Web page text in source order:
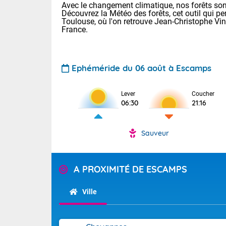
Pour la
Tendance
Avec le changement climatique, nos forêts
Découvrez la Météo des forêts, cet outil qui
Toulouse, où l'on retrouve Jean-Christophe
France.
Ephéméride du 06 août à Escamps
Lever
06:30
Coucher
21:16
Sauveur
A PROXIMITÉ DE ESCAMPS
Ville
Voici les
Lyon : 32
25 Nancy :
(84). Sur le
Sur les